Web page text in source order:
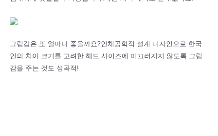
그립감은 또 얼마나 좋을까요?인체공학적 설계 디자인으로 한국
인의 치아 크기를 고려한 헤드 사이즈에 미끄러지지 않도록 그립
감을 주는 것도 성곡적!